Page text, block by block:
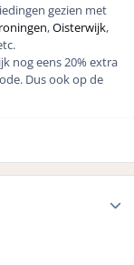
gezien met
,Oisterwijk,
nog eens 20% extra
Dus ook op de